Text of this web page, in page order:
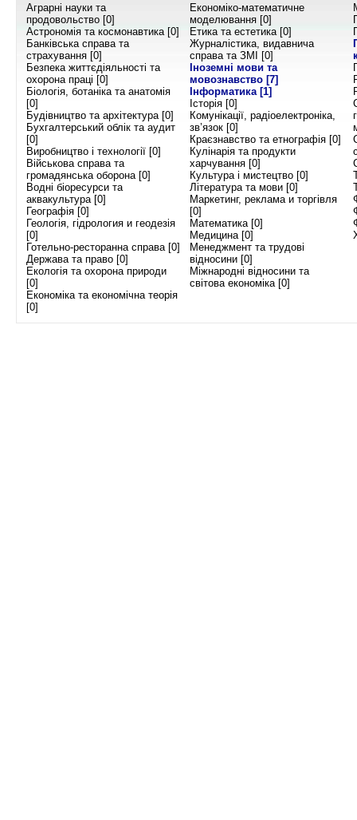
Аграрні науки та
продовольство [0]
Астрономія та космонавтика [0]
Банківська справа та
страхування [0]
Безпека життєдіяльності та
охорона праці [0]
Біологія, ботаніка та анатомія
[0]
Будівництво та архітектура [0]
Бухгалтерський облік та аудит
[0]
Виробництво і технології [0]
Військова справа та
громадянська оборона [0]
Водні біоресурси та
аквакультура [0]
Географія [0]
Геологія, гідрология и геодезія
[0]
Готельно-ресторанна справа [0]
Держава та право [0]
Екологія та охорона природи
[0]
Економіка та економічна теорія
[0]
Економіко-математичне
моделювання [0]
Етика та естетика [0]
Журналістика, видавнича
справа та ЗМІ [0]
Іноземні мови та
мовознавство [7]
Інформатика [1]
Історія [0]
Комунікації, радіоелектроніка,
зв’язок [0]
Краєзнавство та етнографія [0]
Кулінарія та продукти
харчування [0]
Культура і мистецтво [0]
Література та мови [0]
Маркетинг, реклама и торгівля
[0]
Математика [0]
Медицина [0]
Менеджмент та трудові
відносини [0]
Міжнародні відносини та
світова економіка [0]